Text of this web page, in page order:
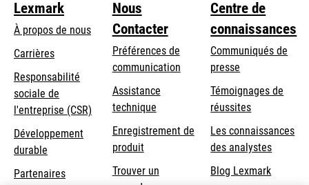
Lexmark
À propos de nous
Carrières
s’ouvre
dans
un
nouvel
onglet
Responsabilité
sociale de
l'entreprise (CSR) s’ouvre
onglet
Développement
durable
Partenaires
Nous
Contacter
Préférences de
communication
s’ouvre
dans
un
nouvel
onglet
Assistance
techniques’ouvre
un
onglet
Enregistrement de
produit
Trouver un
Centre de
connaissances
Communiqués de
presse
Témoignages de
réussites
Les connaissances
des analystes
Blog Lexmark